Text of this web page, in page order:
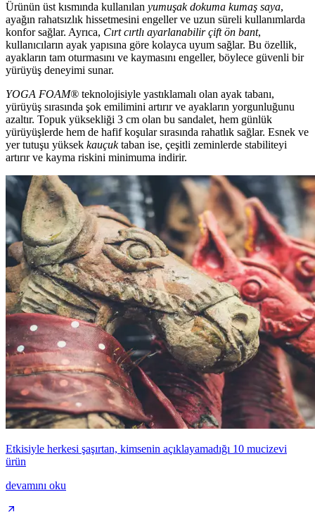
Ürünün üst kısmında kullanılan yumuşak dokuma kumaş saya,
ayağın rahatsızlık hissetmesini engeller ve uzun süreli kullanımlarda
konfor sağlar. Ayrıca, Cırt cırtlı ayarlanabilir çift ön bant,
kullanıcıların ayak yapısına göre kolayca uyum sağlar. Bu özellik,
ayakların tam oturmasını ve kaymasını engeller, böylece güvenli bir
yürüyüş deneyimi sunar.
YOGA FOAM® teknolojisiyle yastıklamalı olan ayak tabanı,
yürüyüş sırasında şok emilimini artırır ve ayakların yorgunluğunu
azaltır. Topuk yüksekliği 3 cm olan bu sandalet, hem günlük
yürüyüşlerde hem de hafif koşular sırasında rahatlık sağlar. Esnek ve
yer tutuşu yüksek kauçuktaban ise, çeşitli zeminlerde stabiliteyi
artırır ve kayma riskini minimuma indirir.
Etkisiyle herkesi şaşırtan, kimsenin açıklayamadığı 10 mucizevi
ürün
devamını oku